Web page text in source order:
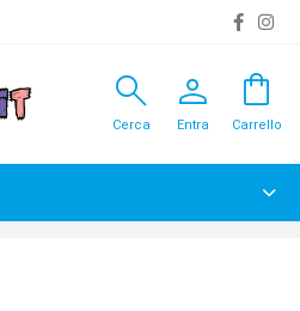
search
Cerca
person
Entra
shopping_bag
Carrello